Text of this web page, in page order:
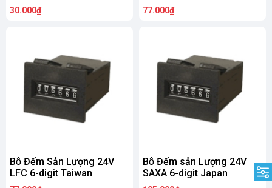
30.000₫ 77.000₫
Bộ Đếm Sản Lượng 24V
LFC 6-digit Taiwan
Bộ Đếm sản Lượng 24V
SAXA 6-digit Japan